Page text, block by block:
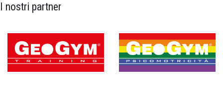
I nostri partner